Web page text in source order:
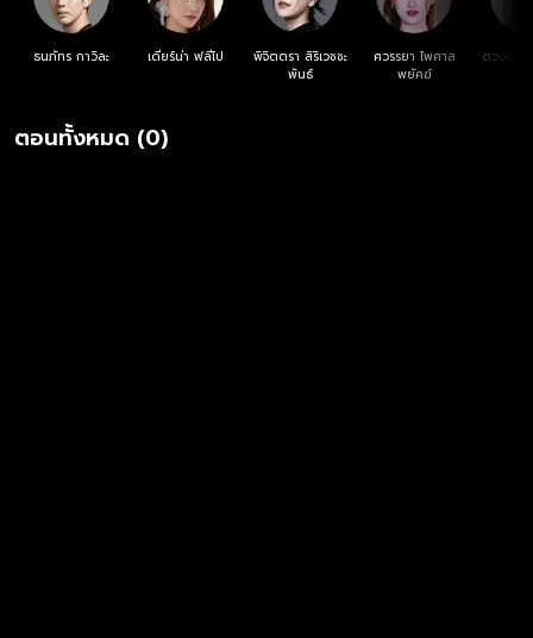
ธนภัทร กาวิละ เดียร์น่า ฟลีโป
พิจิตตรา สิริเวชชะ
พันธ์
ศวรรยา ไพศาล
พยัคฆ์
ดวงตา
ตอนทั้งหมด (0)